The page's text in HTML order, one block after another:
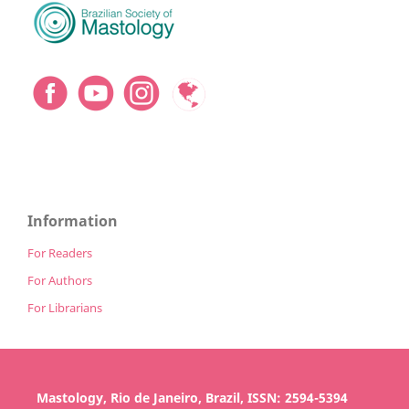
Information
For Readers
For Authors
For Librarians
Mastology, Rio de Janeiro, Brazil, ISSN: 2594-5394